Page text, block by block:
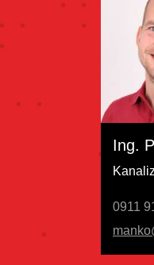
Ing.
0911